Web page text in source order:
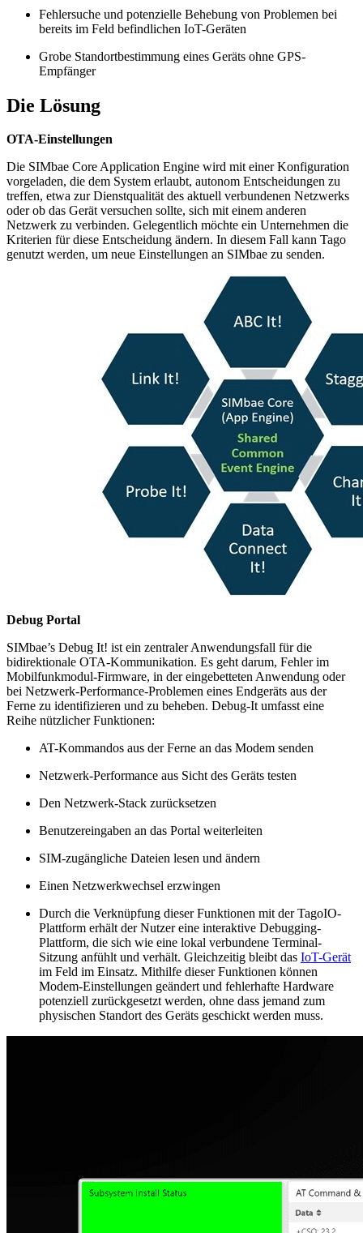
Fehlersuche und potenzielle Behebung von Problemen bei
bereits im Feld befindlichen IoT-Geräten
Grobe Standortbestimmung eines Geräts ohne GPS-
Empfänger
Die Lösung
OTA-Einstellungen
Die SIMbae Core Application Engine wird mit einer Konfiguration
vorgeladen, die dem System erlaubt, autonom Entscheidungen zu
treffen, etwa zur Dienstqualität des aktuell verbundenen Netzwerks
oder ob das Gerät versuchen sollte, sich mit einem anderen
Netzwerk zu verbinden. Gelegentlich möchte ein Unternehmen die
Kriterien für diese Entscheidung ändern. In diesem Fall kann Tago
genutzt werden, um neue Einstellungen an SIMbae zu senden.
Debug Portal
SIMbae’s Debug It! ist ein zentraler Anwendungsfall für die
bidirektionale OTA-Kommunikation. Es geht darum, Fehler im
Mobilfunkmodul-Firmware, in der eingebetteten Anwendung oder
bei Netzwerk-Performance-Problemen eines Endgeräts aus der
Ferne zu identifizieren und zu beheben. Debug-It umfasst eine
Reihe nützlicher Funktionen:
AT-Kommandos aus der Ferne an das Modem senden
Netzwerk-Performance aus Sicht des Geräts testen
Den Netzwerk-Stack zurücksetzen
Benutzereingaben an das Portal weiterleiten
SIM-zugängliche Dateien lesen und ändern
Einen Netzwerkwechsel erzwingen
Durch die Verknüpfung dieser Funktionen mit der TagoIO-
Plattform erhält der Nutzer eine interaktive Debugging-
Plattform, die sich wie eine lokal verbundene Terminal-
Sitzung anfühlt und verhält. Gleichzeitig bleibt das IoT-Gerät
im Feld im Einsatz. Mithilfe dieser Funktionen können
Modem-Einstellungen geändert und fehlerhafte Hardware
potenziell zurückgesetzt werden, ohne dass jemand zum
physischen Standort des Geräts geschickt werden muss.